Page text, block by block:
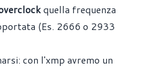
quella frequenza
(Es. 2666 o 2933
con l'xmp avremo un